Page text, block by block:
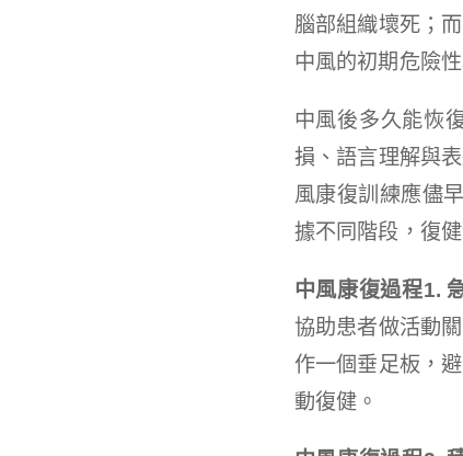
腦部組織壞死；
中風的初期危險
中風後多久能恢
損、語言理解與
風康復訓練應儘
據不同階段，復
中風康復過程1.
協助患者做活動
作一個垂足板，
動復健。